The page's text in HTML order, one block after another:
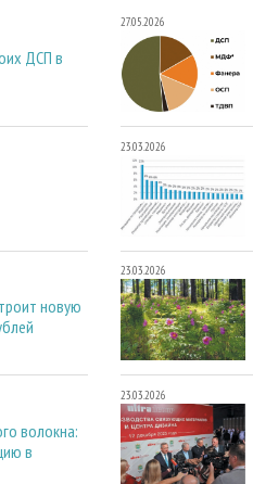
ДСП в
новую
волокна:
в
27.05.2026
23.03.2026
23.03.2026
23.03.2026